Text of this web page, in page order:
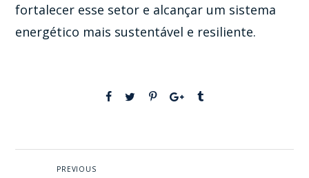
fortalecer esse setor e alcançar um sistema
energético mais sustentável e resiliente.
PREVIOUS